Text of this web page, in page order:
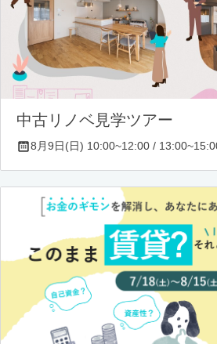
中古リノベ見学ツアー
8月9日(日) 10:00~12:00 /